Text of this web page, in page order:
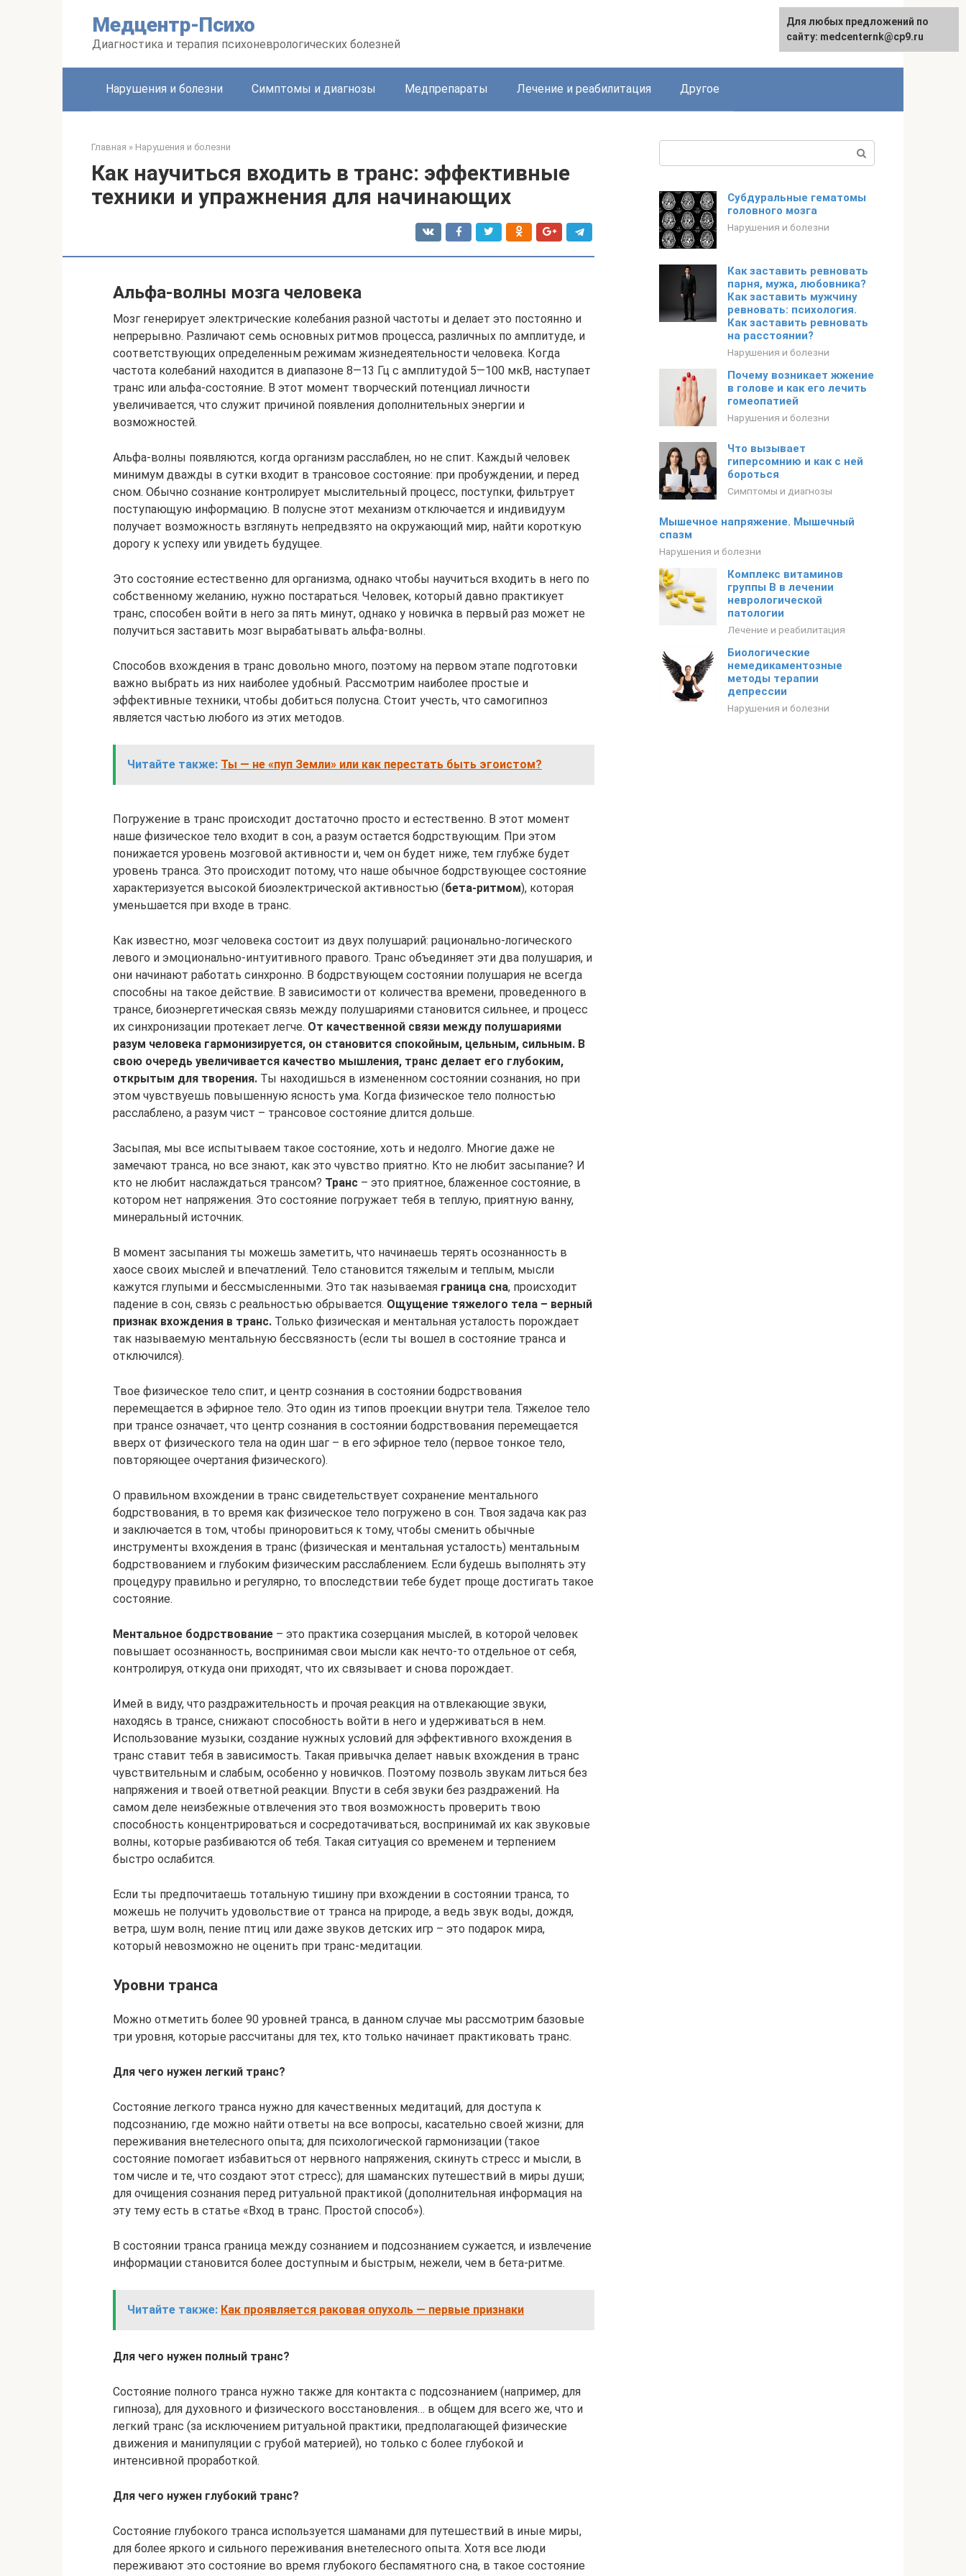
Медцентр-Психо
Диагностика и терапия психоневрологических болезней
English
Нарушения и болезни Симптомы и диагнозы Медпрепараты Лечение и реабилитация Другое
Главная » Нарушения и болезни
Как научиться входить в транс: эффективные
техники и упражнения для начинающих
Альфа-волны мозга человека
Мозг генерирует электрические колебания разной частоты и делает это постоянно и
непрерывно. Различают семь основных ритмов процесса, различных по амплитуде, и
соответствующих определенным режимам жизнедеятельности человека. Когда
частота колебаний находится в диапазоне 8—13 Гц с амплитудой 5—100 мкВ, наступает
транс или альфа-состояние. В этот момент творческий потенциал личности
увеличивается, что служит причиной появления дополнительных энергии и
возможностей.
Альфа-волны появляются, когда организм расслаблен, но не спит. Каждый человек
минимум дважды в сутки входит в трансовое состояние: при пробуждении, и перед
сном. Обычно сознание контролирует мыслительный процесс, поступки, фильтрует
поступающую информацию. В полусне этот механизм отключается и индивидуум
получает возможность взглянуть непредвзято на окружающий мир, найти короткую
дорогу к успеху или увидеть будущее.
Это состояние естественно для организма, однако чтобы научиться входить в него по
собственному желанию, нужно постараться. Человек, который давно практикует
транс, способен войти в него за пять минут, однако у новичка в первый раз может не
получиться заставить мозг вырабатывать альфа-волны.
Способов вхождения в транс довольно много, поэтому на первом этапе подготовки
важно выбрать из них наиболее удобный. Рассмотрим наиболее простые и
эффективные техники, чтобы добиться полусна. Стоит учесть, что самогипноз
является частью любого из этих методов.
Читайте также: Ты — не «пуп Земли» или как перестать быть эгоистом?
Погружение в транс происходит достаточно просто и естественно. В этот момент
наше физическое тело входит в сон, а разум остается бодрствующим. При этом
понижается уровень мозговой активности и, чем он будет ниже, тем глубже будет
уровень транса. Это происходит потому, что наше обычное бодрствующее состояние
характеризуется высокой биоэлектрической активностью (бета-ритмом), которая
уменьшается при входе в транс.
Как известно, мозг человека состоит из двух полушарий: рационально-логического
левого и эмоционально-интуитивного правого. Транс объединяет эти два полушария, и
они начинают работать синхронно. В бодрствующем состоянии полушария не всегда
способны на такое действие. В зависимости от количества времени, проведенного в
трансе, биоэнергетическая связь между полушариями становится сильнее, и процесс
их синхронизации протекает легче. От качественной связи между полушариями
разум человека гармонизируется, он становится спокойным, цельным, сильным. В
свою очередь увеличивается качество мышления, транс делает его глубоким,
открытым для творения. Ты находишься в измененном состоянии сознания, но при
этом чувствуешь повышенную ясность ума. Когда физическое тело полностью
расслаблено, а разум чист – трансовое состояние длится дольше.
Засыпая, мы все испытываем такое состояние, хоть и недолго. Многие даже не
замечают транса, но все знают, как это чувство приятно. Кто не любит засыпание? И
кто не любит наслаждаться трансом? Транс – это приятное, блаженное состояние, в
котором нет напряжения. Это состояние погружает тебя в теплую, приятную ванну,
минеральный источник.
В момент засыпания ты можешь заметить, что начинаешь терять осознанность в
хаосе своих мыслей и впечатлений. Тело становится тяжелым и теплым, мысли
кажутся глупыми и бессмысленными. Это так называемая граница сна, происходит
падение в сон, связь с реальностью обрывается. Ощущение тяжелого тела – верный
признак вхождения в транс. Только физическая и ментальная усталость порождает
так называемую ментальную бессвязность (если ты вошел в состояние транса и
отключился).
Твое физическое тело спит, и центр сознания в состоянии бодрствования
перемещается в эфирное тело. Это один из типов проекции внутри тела. Тяжелое тело
при трансе означает, что центр сознания в состоянии бодрствования перемещается
вверх от физического тела на один шаг – в его эфирное тело (первое тонкое тело,
повторяющее очертания физического).
О правильном вхождении в транс свидетельствует сохранение ментального
бодрствования, в то время как физическое тело погружено в сон. Твоя задача как раз
и заключается в том, чтобы приноровиться к тому, чтобы сменить обычные
инструменты вхождения в транс (физическая и ментальная усталость) ментальным
бодрствованием и глубоким физическим расслаблением. Если будешь выполнять эту
процедуру правильно и регулярно, то впоследствии тебе будет проще достигать такое
состояние.
Ментальное бодрствование – это практика созерцания мыслей, в которой человек
повышает осознанность, воспринимая свои мысли как нечто-то отдельное от себя,
контролируя, откуда они приходят, что их связывает и снова порождает.
Имей в виду, что раздражительность и прочая реакция на отвлекающие звуки,
находясь в трансе, снижают способность войти в него и удерживаться в нем.
Использование музыки, создание нужных условий для эффективного вхождения в
транс ставит тебя в зависимость. Такая привычка делает навык вхождения в транс
чувствительным и слабым, особенно у новичков. Поэтому позволь звукам литься без
напряжения и твоей ответной реакции. Впусти в себя звуки без раздражений. На
самом деле неизбежные отвлечения это твоя возможность проверить твою
способность концентрироваться и сосредотачиваться, воспринимай их как звуковые
волны, которые разбиваются об тебя. Такая ситуация со временем и терпением
быстро ослабится.
Если ты предпочитаешь тотальную тишину при вхождении в состоянии транса, то
можешь не получить удовольствие от транса на природе, а ведь звук воды, дождя,
ветра, шум волн, пение птиц или даже звуков детских игр – это подарок мира,
который невозможно не оценить при транс-медитации.
Уровни транса
Можно отметить более 90 уровней транса, в данном случае мы рассмотрим базовые
три уровня, которые рассчитаны для тех, кто только начинает практиковать транс.
Для чего нужен легкий транс?
Состояние легкого транса нужно для качественных медитаций, для доступа к
подсознанию, где можно найти ответы на все вопросы, касательно своей жизни; для
переживания внетелесного опыта; для психологической гармонизации (такое
состояние помогает избавиться от нервного напряжения, скинуть стресс и мысли, в
том числе и те, что создают этот стресс); для шаманских путешествий в миры души;
для очищения сознания перед ритуальной практикой (дополнительная информация на
эту тему есть в статье «Вход в транс. Простой способ»).
В состоянии транса граница между сознанием и подсознанием сужается, и извлечение
информации становится более доступным и быстрым, нежели, чем в бета-ритме.
Читайте также: Как проявляется раковая опухоль — первые признаки
Для чего нужен полный транс?
Состояние полного транса нужно также для контакта с подсознанием (например, для
гипноза), для духовного и физического восстановления… в общем для всего же, что и
легкий транс (за исключением ритуальной практики, предполагающей физические
движения и манипуляции с грубой материей), но только с более глубокой и
интенсивной проработкой.
Для чего нужен глубокий транс?
Состояние глубокого транса используется шаманами для путешествий в иные миры,
для более яркого и сильного переживания внетелесного опыта. Хотя все люди
переживают это состояние во время глубокого беспамятного сна, в такое состояние
Субдуральные гематомы
головного мозга
Нарушения и болезни
Как заставить ревновать
парня, мужа, любовника?
Как заставить мужчину
ревновать: психология.
Как заставить ревновать
на расстоянии?
Нарушения и болезни
Почему возникает жжение
в голове и как его лечить
гомеопатией
Нарушения и болезни
Что вызывает
гиперсомнию и как с ней
бороться
Симптомы и диагнозы
Мышечное напряжение. Мышечный
спазм
Нарушения и болезни
Комплекс витаминов
группы В в лечении
неврологической
патологии
Лечение и реабилитация
Биологические
немедикаментозные
методы терапии
депрессии
Нарушения и болезни
Для любых предложений по
сайту: medcenternk@cp9.ru